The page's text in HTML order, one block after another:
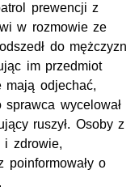
prewencji z
w rozmowie ze
do mężczyzn
im przedmiot
mają odjechać,
wycelował
ruszył. Osoby z
i zdrowie,
poinformowały o